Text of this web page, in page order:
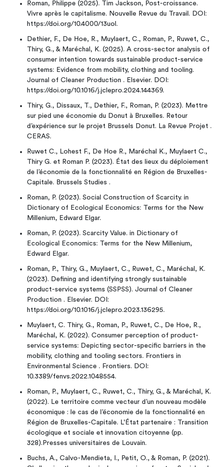
Roman, Philippe (2025). Tim Jackson, Post-croissance.
Vivre après le capitalisme. Nouvelle Revue du Travail. DOI:
https://doi.org/10.4000/13uol.
Dethier, F., De Hoe, R., Muylaert, C., Roman, P., Ruwet, C.,
Thiry, G., & Maréchal, K. (2025). A cross-sector analysis of
consumer intention towards sustainable product-service
systems: Evidence from mobility, clothing and tooling.
Journal of Cleaner Production . Elsevier. DOI:
https://doi.org/10.1016/j.jclepro.2024.144369.
Thiry, G., Dissaux, T., Dethier, F., Roman, P. (2023). Mettre
sur pied une économie du Donut à Bruxelles. Retour
d’expérience sur le projet Brussels Donut. La Revue Projet .
CERAS.
Ruwet C., Lohest F., De Hoe R., Maréchal K., Muylaert C.,
Thiry G. et Roman P. (2023). État des lieux du déploiement
de l’économie de la fonctionnalité en Région de Bruxelles-
Capitale. Brussels Studies .
Roman, P. (2023). Social Construction of Scarcity. in
Dictionary of Ecological Economics: Terms for the New
Millenium, Edward Elgar.
Roman, P. (2023). Scarcity Value. in Dictionary of
Ecological Economics: Terms for the New Millenium,
Edward Elgar.
Roman, P., Thiry, G., Muylaert, C., Ruwet, C., Maréchal, K.
(2023). Defining and identifying strongly sustainable
product-service systems (SSPSS). Journal of Cleaner
Production . Elsevier. DOI:
https://doi.org/10.1016/j.jclepro.2023.136295.
Muylaert, C. Thiry, G., Roman, P., Ruwet, C., De Hoe, R.,
Maréchal, K. (2022). Consumer perception of product-
service systems: Depicting sector-specific barriers in the
mobility, clothing and tooling sectors. Frontiers in
Environmental Science . Frontiers. DOI:
10.3389/fenvs.2022.1048554.
Roman, P., Muylaert, C., Ruwet, C., Thiry, G., & Maréchal, K.
(2022). Le territoire comme vecteur d’un nouveau modèle
économique : le cas de l’économie de la fonctionnalité en
Région de Bruxelles-Capitale. L'État partenaire : Transition
écologique et sociale et innovation citoyenne (pp.
328).Presses universitaires de Louvain.
Buchs, A., Calvo-Mendieta, I., Petit, O., & Roman, P. (2021).